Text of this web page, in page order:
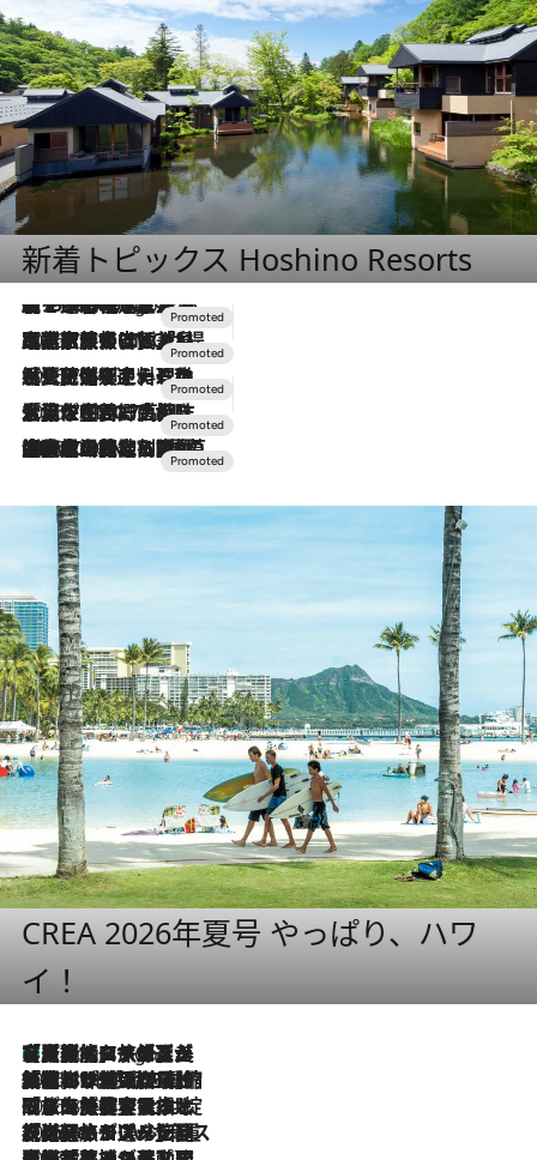
新着トピックス Hoshino Resorts
2 Hours Ago
【トンボの足水浴】ヒノキの香りに包まれて涼感マックス！約13℃の湧水かけ流しを避暑地「星野温泉 トンボの湯」で体験
2026.7.31
【ホテル帰省】という選択肢をOMOが提案。家族とほどよい距離を保つには「昼は実家、夜は気兼ねなくホテルで！」
2026.7.24
【夏限定ディナーコース】旬を迎える稚鮎や花ズッキーニなどをイタリア・トスカーナの郷土料理の手法で満喫！
2026.7.17
「土佐和ハーブかき氷」がOMO7高知に登場！生姜、山椒、大葉など目にも舌にも涼を呼ぶ郷土の味
2026.7.10
NEW OPEN！【界 草津】名湯の地に誕生。趣の異なる2種の温泉と上州ならではの会席・蕎麦割烹など美食を味わう究極の癒やし旅
CREA 2026年夏号 やっぱり、ハワ
イ！
4 Hours Ago
【厳選旅コスメ】「多機能アイテムがメイン！」旅好き美容エディターが選んだ夏旅ベストコスメを発表【Mサイズジップ】
2026.8.6
「荷物が増えるほど旅ストレスは増す」美容ジャーナリストがたどり着いた最終結論。“化粧品を劇的に減らす”感動の凝縮美容とは
2026.8.6
「旅先には金髪ウィッグを持参」日本と同じメイクでは損してる!? 美容ジャーナリストが提案する“掟破りの旅美容”とは
2026.8.6
【厳選旅コスメ】「身軽さ＆UV対策重視！」ヘアアーティストshucoが選んだ夏旅ベストコスメを発表【Mサイズジップ】